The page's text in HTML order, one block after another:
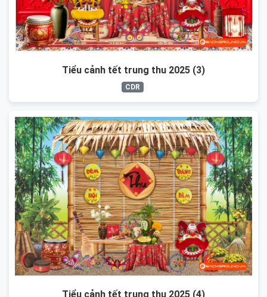
Tiểu cảnh tết trung thu 2025 (3)
CDR
Tiểu cảnh tết trung thu 2025 (4)